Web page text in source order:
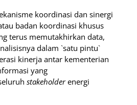
koordinasi dan sinergi
badan koordinasi khusus
terus memutakhirkan data,
dalam `satu pintu`
kinerja antar kementerian
yang
stakeholderenergi